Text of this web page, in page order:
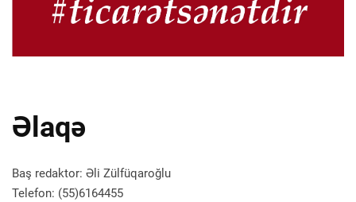
Əlaqə
Baş redaktor: Əli Zülfüqaroğlu
Telefon: (55)6164455